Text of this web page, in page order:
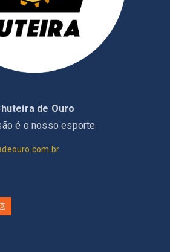
de Ouro
é o nosso esporte